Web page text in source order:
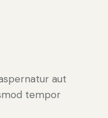
aut
tempor